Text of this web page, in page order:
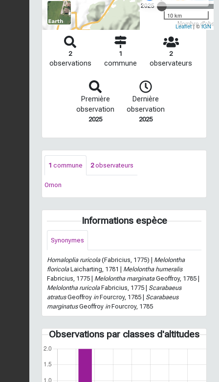
2025
Nombre
10 km
Leaflet| ©IGN
2
observations
1
commune
2
observateurs
Première
observation
2025
Dernière
observation
2025
1 commune 2observateurs
Ornon
Informations espèce
Synonymes
Homaloplia ruricola(Fabricius, 1775) | Melolontha
floricolaLaicharting, 1781 | Melolontha humeralis
Fabricius, 1775 | Melolontha marginataGeoffroy, 1785 |
Melolontha ruricolaFabricius, 1775 | Scarabaeus
atratusGeoffroy inFourcroy, 1785 | Scarabaeus
marginatusGeoffroy inFourcroy, 1785
Observations par classes d'altitudes